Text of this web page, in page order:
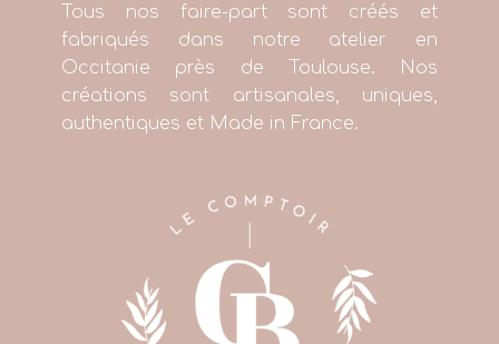
Tous nos faire-part sont créés et
fabriqués dans notre atelier en
Occitanie près de Toulouse. Nos
créations sont artisanales, uniques,
authentiques et Made in France.